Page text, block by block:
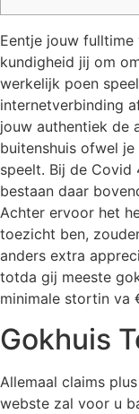
Eentje jouw
kundigheid jij om
werkelijk poen
internetverbinding
jouw authentiek de
buitenshuis ofwel
speelt. Bij de Covid
bestaan daar
Achter ervoor het
toezicht ben,
anders extra
totda gij meeste
minimale stortin va
Gokhuis
Allemaal claims
webste zal voor u